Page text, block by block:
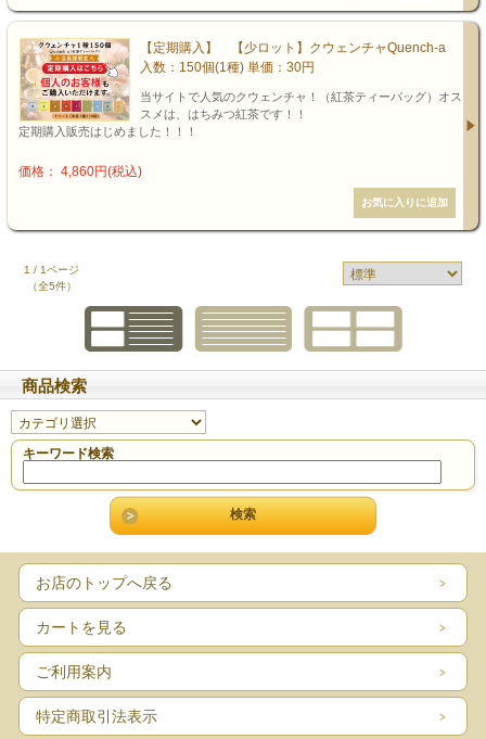
【定期購入】 【少ロット】クウェンチャQuench-a
入数：150個(1種) 単価：30円
当サイトで人気のクウェンチャ！（紅茶ティーバッグ）オス
スメは、はちみつ紅茶です！！
定期購入販売はじめました！！！
価格： 4,860円(税込)
1 / 1ページ
（全5件）
商品検索
キーワード検索
お店のトップへ戻る
カートを見る
ご利用案内
特定商取引法表示